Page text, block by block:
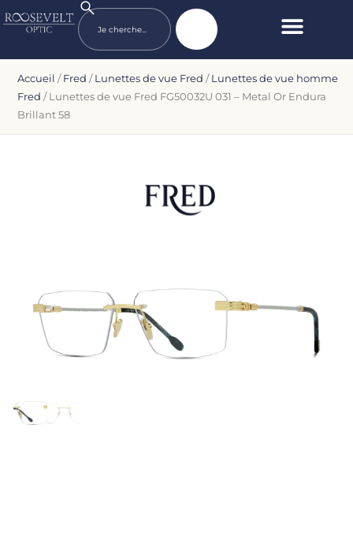
Accueil /Fred /Lunettes de vue Fred /Lunettes de vue homme
Fred / Lunettes de vue Fred FG50032U 031 – Metal Or Endura
Brillant 58